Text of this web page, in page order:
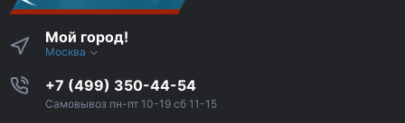
Мой город!
Москва
+7 (499) 350-44-54
Самовывоз пн-пт 10-19 сб 11-15